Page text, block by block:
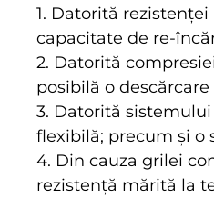
1. Datorită
capacitate de re-
2. Datorită
posibilă o
3. Datorită
flexibilă; precum și o
4. Din cauza grilei
rezistență mărită la